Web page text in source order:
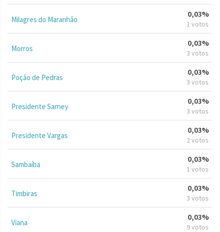
Milagres do Maranhão
0,03%
1 votos
Morros
0,03%
3 votos
Poção de Pedras
0,03%
3 votos
Presidente Sarney
0,03%
3 votos
Presidente Vargas
0,03%
2 votos
Sambaíba
0,03%
1 votos
Timbiras
0,03%
3 votos
Viana
0,03%
9 votos